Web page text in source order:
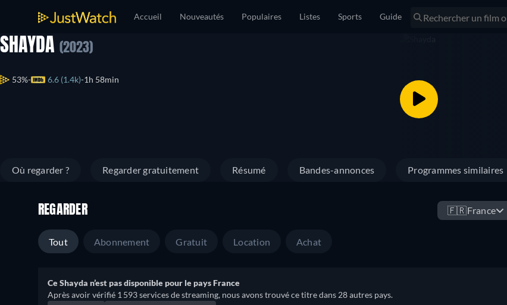
Accueil Nouveautés Populaires Listes Sports Guide
SHAYDA (2023)
53% 6.6 (1.4k) 1h 58min
Où regarder ? Regarder gratuitement Résumé Bandes-annonces Programmes similaires
REGARDER 🇫🇷France
Tout Abonnement Gratuit Location Achat
Ce Shayda n’est pas disponible pour le pays France
Après avoir vérifié 1 593 services de streaming, nous avons trouvé ce titre dans 28 autres pays.